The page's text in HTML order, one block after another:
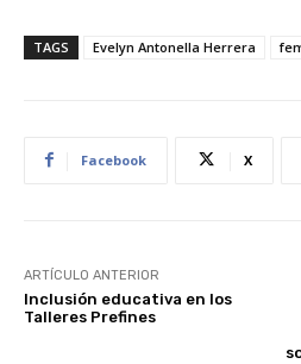
TAGS Evelyn Antonella Herrera
Facebook X
ARTÍCULO ANTERIOR
Inclusión educativa en los
Talleres Prefines